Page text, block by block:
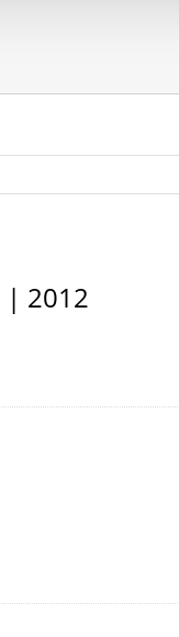
| 2012